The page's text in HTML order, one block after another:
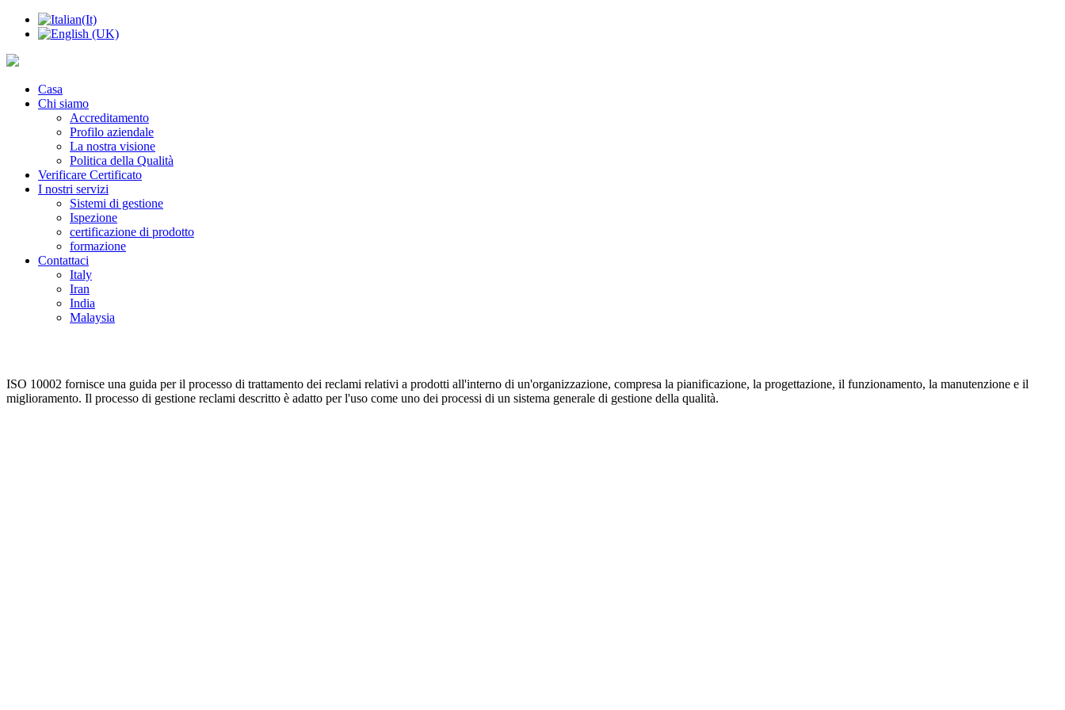
Casa
Chi siamo
Accreditamento
Profilo aziendale
La nostra visione
Politica della Qualità
Verificare Certificato
I nostri servizi
Sistemi di gestione
Ispezione
certificazione di prodotto
formazione
Contattaci
Italy
Iran
India
Malaysia
ISO 10002 fornisce una guida per il processo di trattamento dei reclami relativi a prodotti all'interno di un'organizzazione, compresa la pianificazione, la progettazione, il funzionamento, la manutenzione e il
miglioramento. Il processo di gestione reclami descritto è adatto per l'uso come uno dei processi di un sistema generale di gestione della qualità.